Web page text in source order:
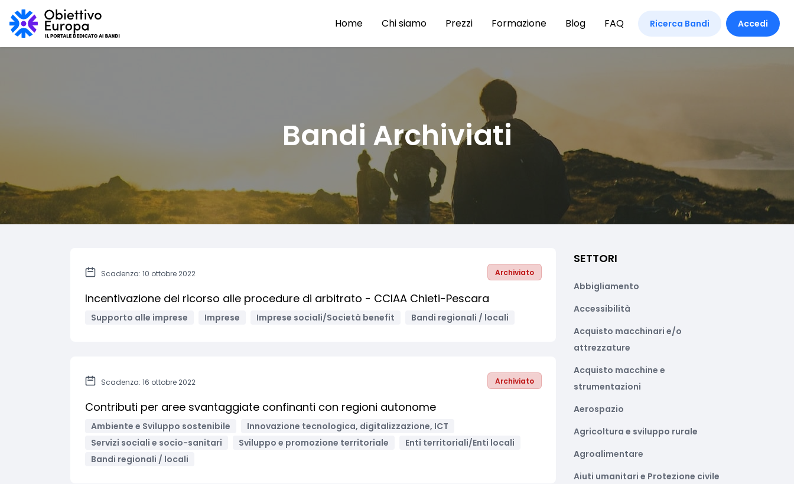
Home Chi siamo Prezzi Formazione Blog FAQ Ricerca Bandi Accedi
Bandi Archiviati
Scadenza: 10 ottobre 2022 Archiviato
Incentivazione del ricorso alle procedure di arbitrato - CCIAA Chieti-Pescara
Supporto alle imprese Imprese Imprese sociali/Società benefit Bandi regionali / locali
Scadenza: 16 ottobre 2022 Archiviato
Contributi per aree svantaggiate confinanti con regioni autonome
Ambiente e Sviluppo sostenibile
Innovazione tecnologica, digitalizzazione, ICT
Servizi sociali e socio-sanitari
Sviluppo e promozione territoriale
Enti territoriali/Enti locali
Bandi regionali / locali
SETTORI
Abbigliamento
Accessibilità
Acquisto macchinari e/o
attrezzature
Acquisto macchine e
strumentazioni
Aerospazio
Agricoltura e sviluppo rurale
Agroalimentare
Aiuti umanitari e Protezione civile